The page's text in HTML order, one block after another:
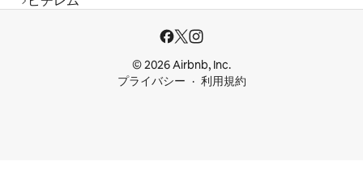
© 2026 Airbnb, Inc.
プライバシー
利用規約